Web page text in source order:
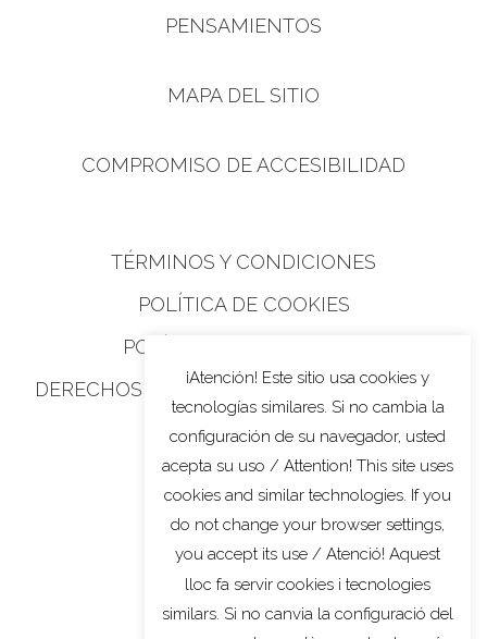
PENSAMIENTOS
MAPA DEL SITIO
COMPROMISO DE ACCESIBILIDAD
TÉRMINOS Y CONDICIONES
POLÍTICA DE COOKIES
POLÍTICA DE PRIVACIDAD
DERECHOS DE PRIVACIDAD DE CALIFORNIA
¡Atención! Este sitio usa cookies y
tecnologías similares. Si no cambia la
configuración de su navegador, usted
acepta su uso / Attention! This site uses
cookies and similar technologies. If you
do not change your browser settings,
you accept its use / Atenció! Aquest
lloc fa servir cookies i tecnologies
similars. Si no canvia la configuració del